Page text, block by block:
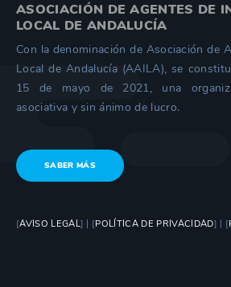
ASOCIACIÓN DE AGENTES DE
LOCAL DE ANDALUCÍA
Con la denominación de Asociación de
Local de Andalucía (AAILA), se
15 de mayo de 2021, una
asociativa y sin ánimo de lucro.
SABER MÁS
[AVISO LEGAL] | [POLÍTICA DE PRIVACIDAD] | [